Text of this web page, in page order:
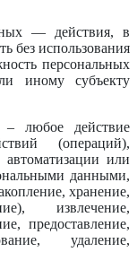
— действия, в
без использования
персональных
иному субъекту
– любое действие
(операций),
автоматизации или
данными,
хранение,
извлечение,
предоставление,
удаление,